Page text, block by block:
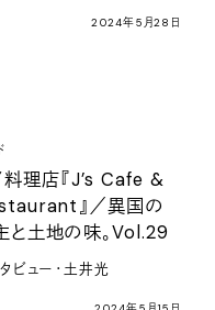
2024年5月28日
料理店『J’s Cafe &
』／異国の
と土地の味。Vol.29
ビュー・土井光